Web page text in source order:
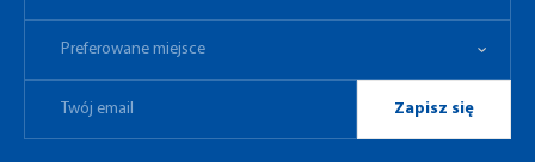
Preferowane miejsce
Zapisz się